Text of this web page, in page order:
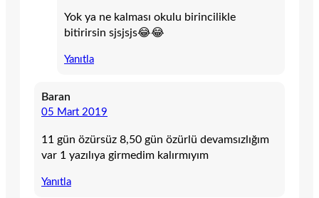
Yok ya ne kalması okulu birincilikle
bitirirsin sjsjsjs😂😂
Yanıtla
Baran
05 Mart 2019
11 gün özürsüz 8,50 gün özürlü devamsızlığım
var 1 yazılıya girmedim kalırmıyım
Yanıtla